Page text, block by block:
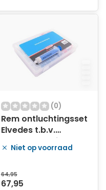
(0)
Rem ontluchtingsset
Elvedes t.b.v.
vervangen Minerale
olie en DOT
Niet op voorraad
64,95
67,95